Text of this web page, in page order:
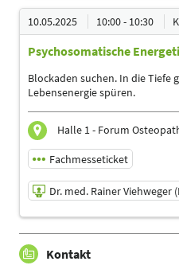
09.05.2025 | 13:30 - 14:00
Dr. med. Rainer
FA für Orthopädie)
Sprache
Deutsch
Themen
Sprachtherapeuten |
Sporttherapeuten | Ärzte
10.05.2025 10:00 - 10:30
Psychosomatische
Blockaden suchen. In die Tiefe
Lebensenergie spüren.
Halle 1 - Forum
Fachmesseticket
Dr. med. Rainer Viehweger
10.05.2025 | 10:00 - 10:30
Dr. med. Rainer Viehweger
Kontakt